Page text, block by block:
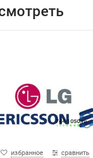
избранное сравнить